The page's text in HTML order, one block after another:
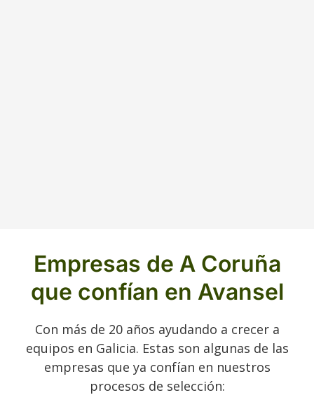
Empresas de A Coruña
que confían en Avansel
Con más de 20 años ayudando a crecer a
equipos en Galicia. Estas son algunas de las
empresas que ya confían en nuestros
procesos de selección: